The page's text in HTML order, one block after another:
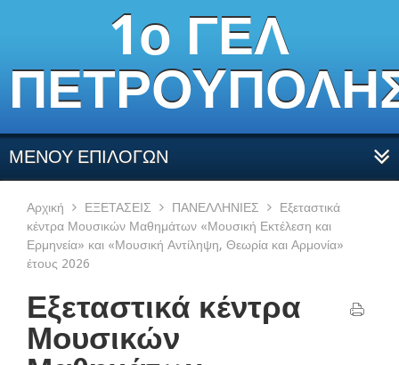
1ο ΓΕΛ
ΜΕΝΟΥ ΕΠΙΛΟΓΩΝ
Αρχική ΕΞΕΤΑΣΕΙΣ ΠΑΝΕΛΛΗΝΙΕΣ
Εξεταστικά
κέντρα Μουσικών Μαθημάτων «Μουσική Εκτέλεση και
Ερμηνεία» και «Μουσική Αντίληψη, Θεωρία και Αρμονία»
έτους 2026
Εξεταστικά κέντρα
Μουσικών